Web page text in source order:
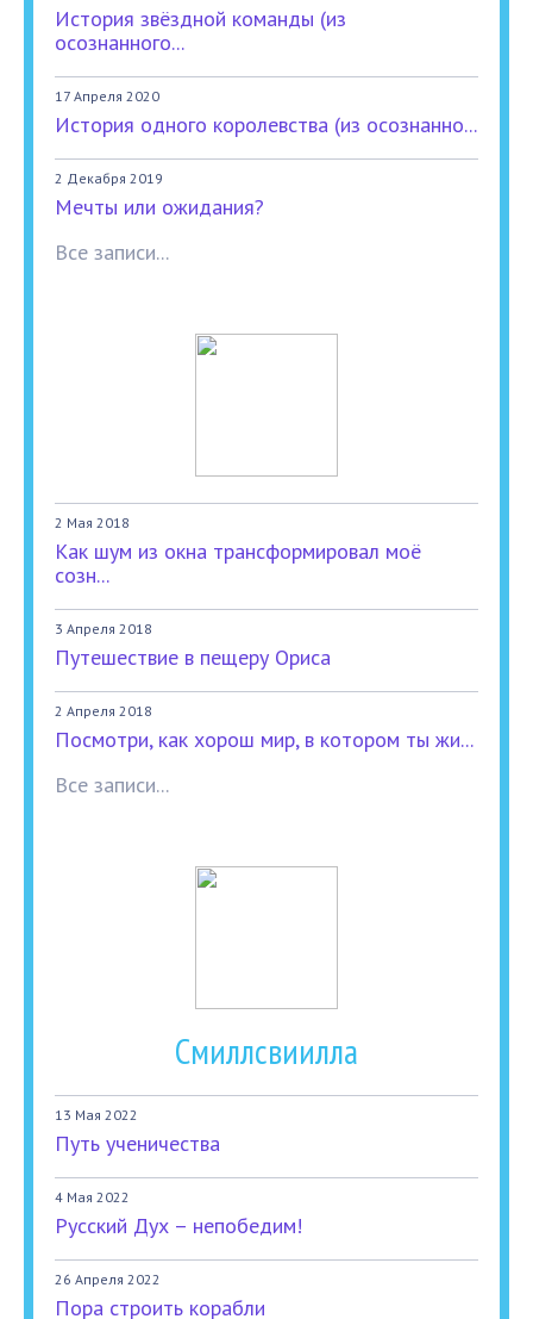
История звёздной команды (из
осознанного...
17 Апреля 2020
История одного королевства (из осознанно...
2 Декабря 2019
Мечты или ожидания?
Все записи...
2 Мая 2018
Как шум из окна трансформировал моё
созн...
3 Апреля 2018
Путешествие в пещеру Ориса
2 Апреля 2018
Посмотри, как хорош мир, в котором ты жи...
Все записи...
Смиллсвиилла
13 Мая 2022
Путь ученичества
4 Мая 2022
Русский Дух – непобедим!
26 Апреля 2022
Пора строить корабли